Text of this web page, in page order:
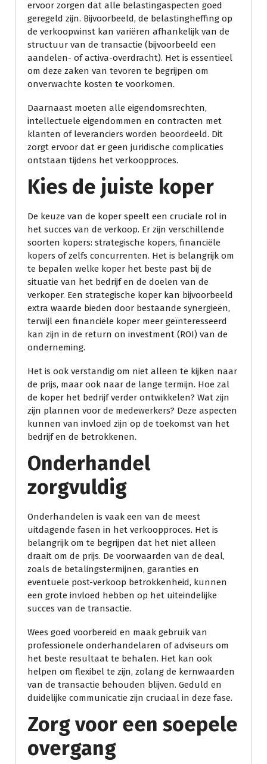
ervoor zorgen dat alle belastingaspecten goed
geregeld zijn. Bijvoorbeeld, de belastingheffing op
de verkoopwinst kan variëren afhankelijk van de
structuur van de transactie (bijvoorbeeld een
aandelen- of activa-overdracht). Het is essentieel
om deze zaken van tevoren te begrijpen om
onverwachte kosten te voorkomen.
Daarnaast moeten alle eigendomsrechten,
intellectuele eigendommen en contracten met
klanten of leveranciers worden beoordeeld. Dit
zorgt ervoor dat er geen juridische complicaties
ontstaan tijdens het verkoopproces.
Kies de juiste koper
De keuze van de koper speelt een cruciale rol in
het succes van de verkoop. Er zijn verschillende
soorten kopers: strategische kopers, financiële
kopers of zelfs concurrenten. Het is belangrijk om
te bepalen welke koper het beste past bij de
situatie van het bedrijf en de doelen van de
verkoper. Een strategische koper kan bijvoorbeeld
extra waarde bieden door bestaande synergieën,
terwijl een financiële koper meer geïnteresseerd
kan zijn in de return on investment (ROI) van de
onderneming.
Het is ook verstandig om niet alleen te kijken naar
de prijs, maar ook naar de lange termijn. Hoe zal
de koper het bedrijf verder ontwikkelen? Wat zijn
zijn plannen voor de medewerkers? Deze aspecten
kunnen van invloed zijn op de toekomst van het
bedrijf en de betrokkenen.
Onderhandel
zorgvuldig
Onderhandelen is vaak een van de meest
uitdagende fasen in het verkoopproces. Het is
belangrijk om te begrijpen dat het niet alleen
draait om de prijs. De voorwaarden van de deal,
zoals de betalingstermijnen, garanties en
eventuele post-verkoop betrokkenheid, kunnen
een grote invloed hebben op het uiteindelijke
succes van de transactie.
Wees goed voorbereid en maak gebruik van
professionele onderhandelaren of adviseurs om
het beste resultaat te behalen. Het kan ook
helpen om flexibel te zijn, zolang de kernwaarden
van de transactie behouden blijven. Geduld en
duidelijke communicatie zijn cruciaal in deze fase.
Zorg voor een soepele
overgang